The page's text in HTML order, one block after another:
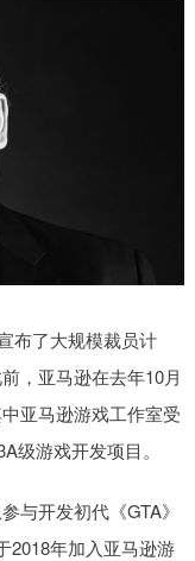
布了大规模裁员计
，亚马逊在去年10月
亚马逊游戏工作室受
级游戏开发项目。
与开发初代《GTA》
2018年加入亚马逊游